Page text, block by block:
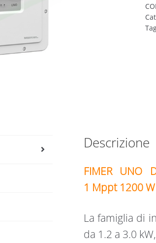
Descrizione
FIMER
1 Mppt 1200 W
La famiglia di
da 1.2 a 3.0